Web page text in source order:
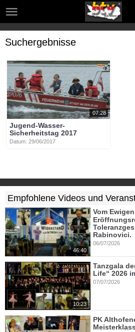
Suchergebnisse
07:28
Jugend-Wasser-
Sicherheitstag 2017
Datum: 29/06/2017
Empfohlene Videos und
46:40
Vom
Rabinovici.
06/07/2026
10:23
Tanzgala
Life“ 2026
07/07/2026
PK